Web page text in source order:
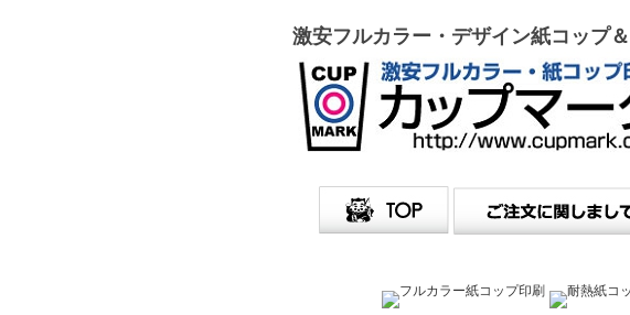
激安フルカラー・デザイン紙コップ